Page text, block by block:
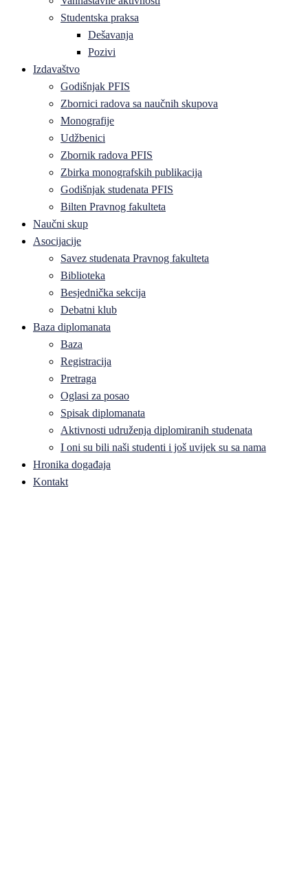
Studentska praksa
Dešavanja
Pozivi
Izdavaštvo
Godišnjak PFIS
Zbornici radova sa naučnih skupova
Monografije
Udžbenici
Zbornik radova PFIS
Zbirka monografskih publikacija
Godišnjak studenata PFIS
Bilten Pravnog fakulteta
Naučni skup
Asocijacije
Savez studenata Pravnog fakulteta
Biblioteka
Besjednička sekcija
Debatni klub
Baza diplomanata
Baza
Registracija
Pretraga
Oglasi za posao
Spisak diplomanata
Aktivnosti udruženja diplomiranih studenata
I oni su bili naši studenti i još uvijek su sa nama
Hronika događaja
Kontakt